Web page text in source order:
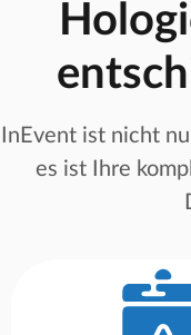
InEvent ist nicht
es ist Ihre